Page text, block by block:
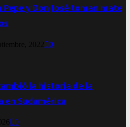
y Don José toman mate
2022 0
la historia de la
Sudamérica
0